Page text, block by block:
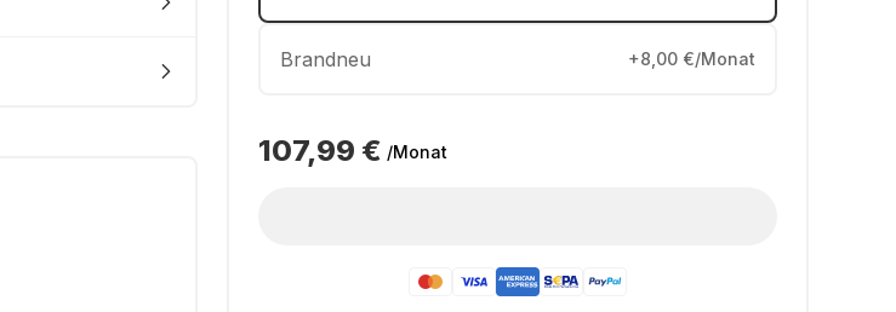
Brandneu +8,00 €/Monat
107,99 € /Monat